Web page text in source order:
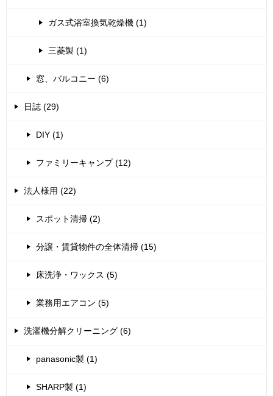
ガス式浴室換気乾燥機 (1)
三菱製 (1)
窓、バルコニー (6)
日誌 (29)
DIY (1)
ファミリーキャンプ (12)
法人様用 (22)
スポット清掃 (2)
分譲・賃貸物件の全体清掃 (15)
床洗浄・ワックス (5)
業務用エアコン (5)
洗濯機分解クリーニング (6)
panasonic製 (1)
SHARP製 (1)